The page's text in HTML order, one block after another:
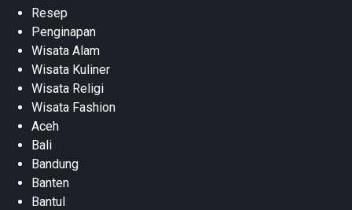
Resep
Penginapan
Wisata Alam
Wisata Kuliner
Wisata Religi
Wisata Fashion
Aceh
Bali
Bandung
Banten
Bantul